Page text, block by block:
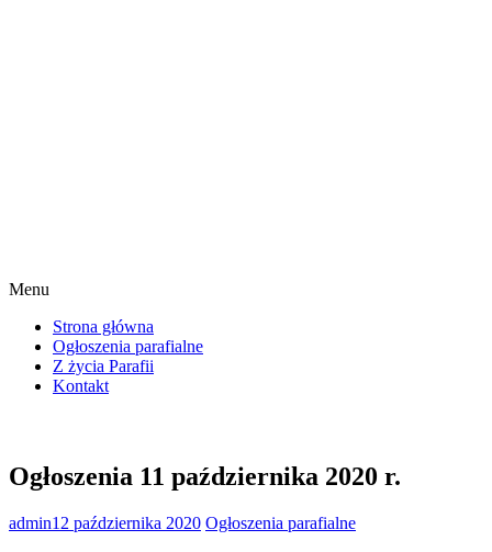
Menu
Strona główna
Ogłoszenia parafialne
Z życia Parafii
Kontakt
Ogłoszenia 11 października 2020 r.
admin12 października 2020 Ogłoszenia parafialne